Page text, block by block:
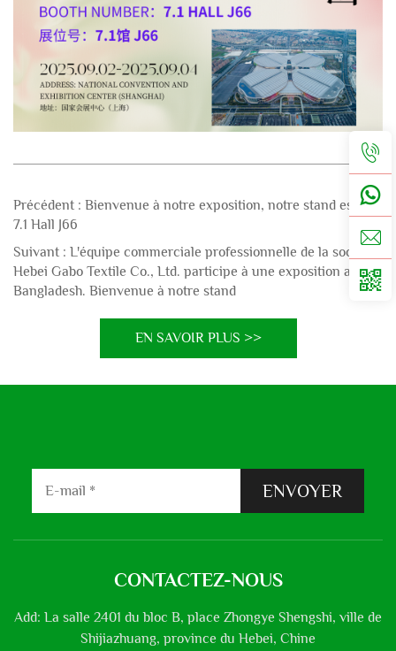
Précédent : Bienvenue à notre exposition, notre stand est le
7.1 Hall J66
Suivant : L'équipe commerciale professionnelle de la société
Hebei Gabo Textile Co., Ltd. participe à une exposition au
Bangladesh. Bienvenue à notre stand
EN SAVOIR PLUS >>
ENVOYER
CONTACTEZ-NOUS
Add: La salle 2401 du bloc B, place Zhongye Shengshi, ville de
Shijiazhuang, province du Hebei, Chine